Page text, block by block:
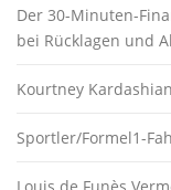
Der 30-Minuten-
bei Rücklagen und
Kourtney
Sportler/Formel1-